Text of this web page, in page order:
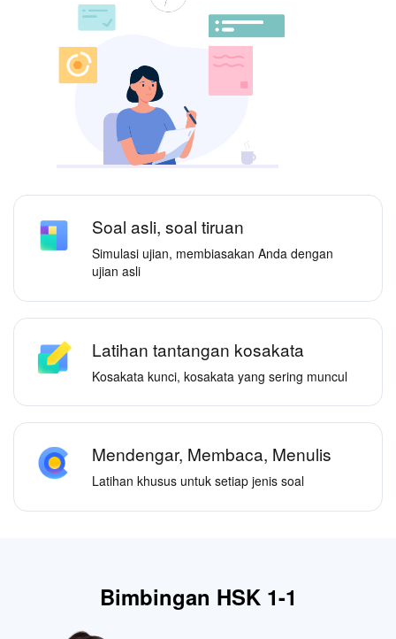
Soal asli, soal tiruan
Simulasi ujian, membiasakan Anda dengan
ujian asli
Latihan tantangan kosakata
Kosakata kunci, kosakata yang sering muncul
Mendengar, Membaca, Menulis
Latihan khusus untuk setiap jenis soal
Bimbingan HSK 1-1